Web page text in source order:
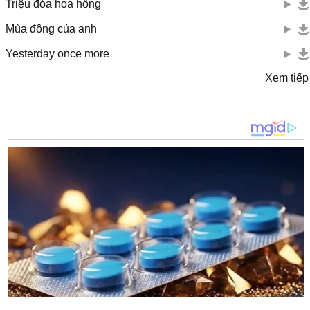
Triệu đóa hoa hồng
Mùa đông của anh
Yesterday once more
Xem tiếp